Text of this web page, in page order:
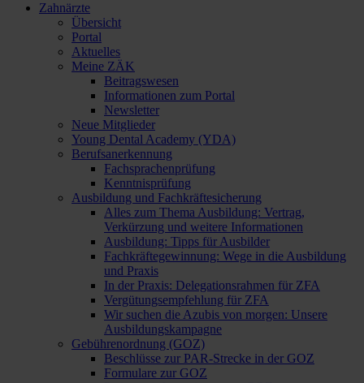
Zahnärzte
Übersicht
Portal
Aktuelles
Meine ZÄK
Beitragswesen
Informationen zum Portal
Newsletter
Neue Mitglieder
Young Dental Academy (YDA)
Berufsanerkennung
Fachsprachenprüfung
Kenntnisprüfung
Ausbildung und Fachkräftesicherung
Alles zum Thema Ausbildung: Vertrag,
Verkürzung und weitere Informationen
Ausbildung: Tipps für Ausbilder
Fachkräftegewinnung: Wege in die Ausbildung
und Praxis
In der Praxis: Delegationsrahmen für ZFA
Vergütungsempfehlung für ZFA
Wir suchen die Azubis von morgen: Unsere
Ausbildungskampagne
Gebührenordnung (GOZ)
Beschlüsse zur PAR-Strecke in der GOZ
Formulare zur GOZ